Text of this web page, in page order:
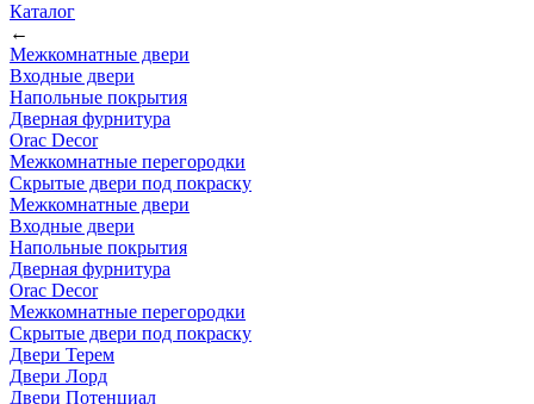
Каталог
←
Межкомнатные двери
Входные двери
Напольные покрытия
Дверная фурнитура
Orac Decor
Межкомнатные перегородки
Скрытые двери под покраскy
Межкомнатные двери
Входные двери
Напольные покрытия
Дверная фурнитура
Orac Decor
Межкомнатные перегородки
Скрытые двери под покраскy
Двери Терем
Двери Лорд
Двери Потенциал